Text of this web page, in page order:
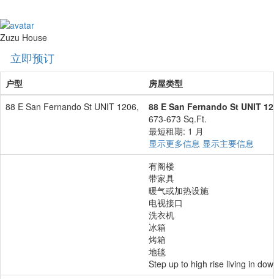
Zuzu House
立即预订
户型
房屋类型
88 E San Fernando St UNIT 1206,
88 E San Fernando St UNIT
673-673 Sq.Ft.
最短租期: 1 月
显示更多信息 显示主要信息
有阁楼
带家具
暖气或加热设施
电视接口
洗衣机
冰箱
烤箱
地毯
Step up to high rise living in